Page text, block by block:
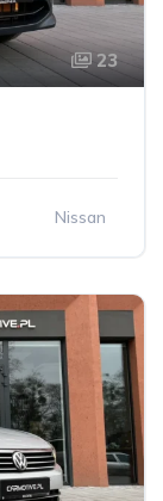
23
Nissan